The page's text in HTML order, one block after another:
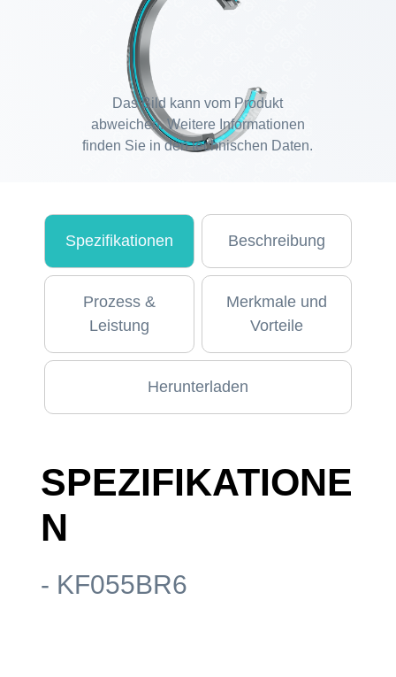
Das Bild kann vom Produkt
abweichen. Weitere Informationen
finden Sie in den technischen Daten.
Spezifikationen Beschreibung
Prozess &
Leistung
Merkmale und
Vorteile
Herunterladen
SPEZIFIKATIONE
N
- KF055BR6